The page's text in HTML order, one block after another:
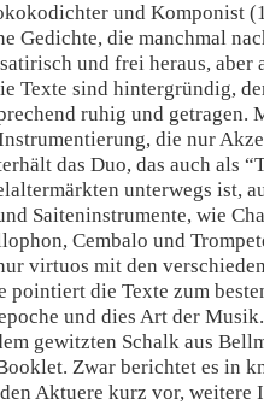
und Komponist
Gedichte, die manchmal
und frei heraus, aber
Texte sind hintergründig,
ruhig und getragen.
die nur
das Duo, das auch als
unterwegs ist,
Saiteninstrumente, wie
Cembalo und
virtuos mit den
pointiert die Texte zum
und dies Art der
gewitzten Schalk aus
Zwar berichtet es in
Aktuere kurz vor,